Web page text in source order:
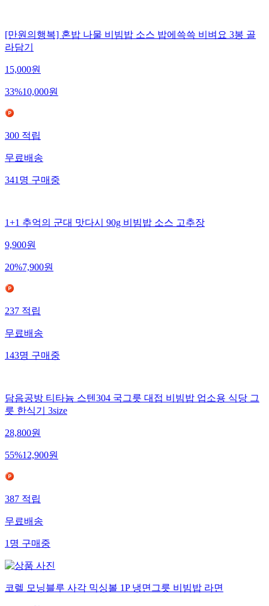
[만원의행복] 혼밥 나물 비빔밥 소스 밥에쓱쓱 비벼요 3봉 골
라담기
15,000원
33%10,000원
300적립
무료배송
341명구매중
1+1 추억의 군대 맛다시 90g 비빔밥 소스 고추장
9,900원
20%7,900원
237적립
무료배송
143명구매중
담음공방 티타늄 스텐304 국그릇 대접 비빔밥 업소용 식당 그
릇 한식기 3size
28,800원
55%12,900원
387적립
무료배송
1명구매중
코렐 모닝블루 사각 믹싱볼 1P 냉면그릇 비빔밥 라면